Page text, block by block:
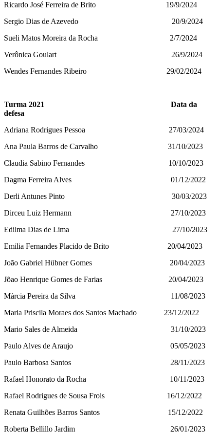
Ricardo José Ferreira de Brito 19/9/2024
Sergio Dias de Azevedo 20/9/2024
Sueli Matos Moreira da Rocha 2/7/2024
Verônica Goulart 26/9/2024
Wendes Fernandes Ribeiro 29/02/2024
Turma 2021 Data da
defesa
Adriana Rodrigues Pessoa 27/03/2024
Ana Paula Barros de Carvalho 31/10/2023
Claudia Sabino Fernandes 10/10/2023
Dagma Ferreira Alves 01/12/2022
Derli Antunes Pinto 30/03/2023
Dirceu Luiz Hermann 27/10/2023
Edilma Dias de Lima 27/10/2023
Emilia Fernandes Placido de Brito 20/04/2023
João Gabriel Hübner Gomes 20/04/2023
Jõao Henrique Gomes de Farias 20/04/2023
Márcia Pereira da Silva 11/08/2023
Maria Priscila Moraes dos Santos Machado 23/12/2022
Mario Sales de Almeida 31/10/2023
Paulo Alves de Araujo 05/05/2023
Paulo Barbosa Santos 28/11/2023
Rafael Honorato da Rocha 10/11/2023
Rafael Rodrigues de Sousa Frois 16/12/2022
Renata Guilhões Barros Santos 15/12/2022
Roberta Bellillo Jardim 26/01/2023